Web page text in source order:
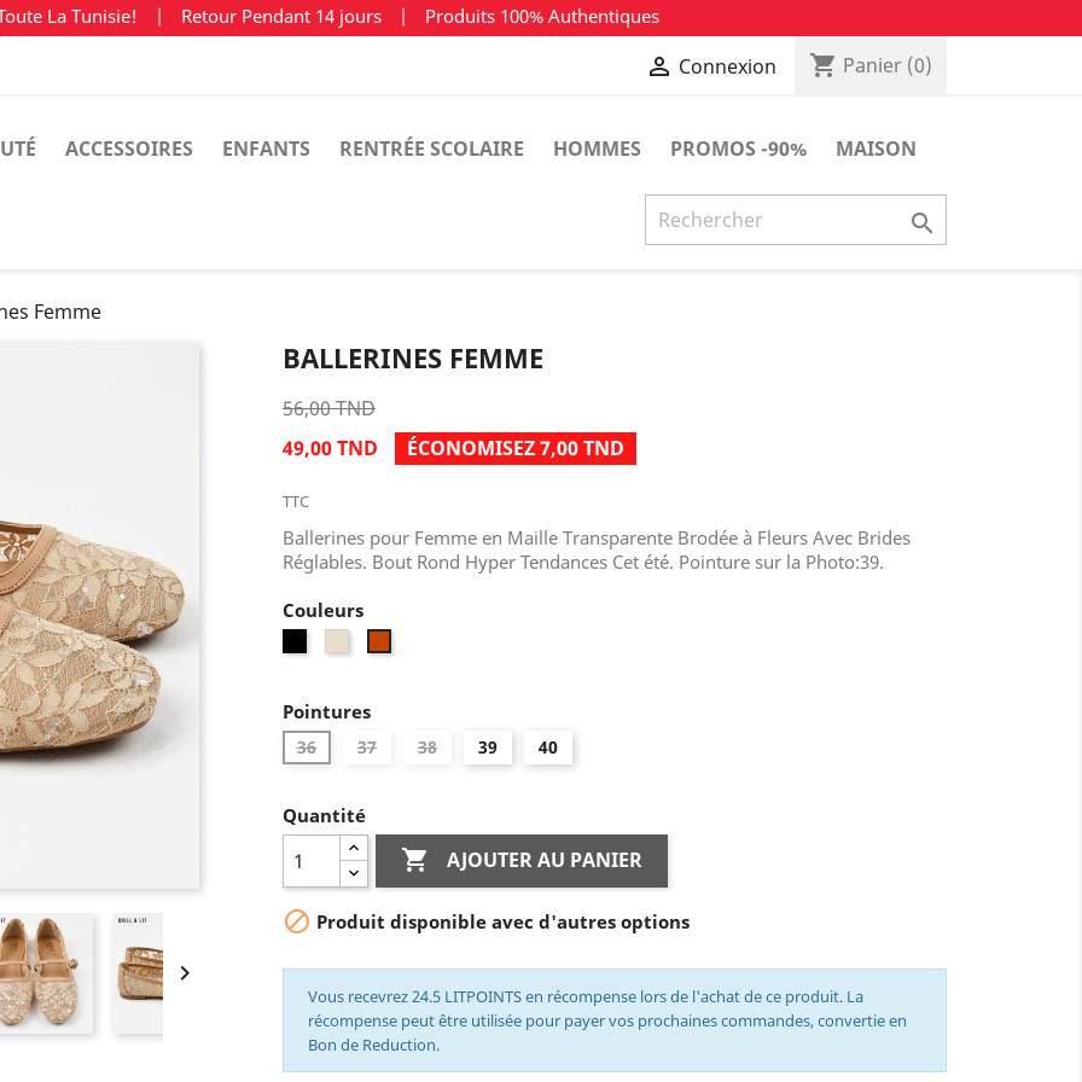
La Tunisie! | Retour Pendant 14 jours | Produits 100% Authentiques
 Connexion shopping_cart Panier (0)
ACCESSOIRES ENFANTS RENTRÉE SCOLAIRE HOMMES PROMOS -90% MAISON

Femme

BALLERINES FEMME
56,00 TND
49,00 TND
ÉCONOMISEZ 7,00 TND
TTC
Ballerines pour Femme en Maille Transparente Brodée à Fleurs Avec Brides
Réglables. Bout Rond Hyper Tendances Cet été. Pointure sur la Photo:39.
Couleurs
Pointures
36 37 38 39 40
Quantité
 AJOUTER AU PANIER
 Produit disponible avec d'autres options
Vous recevrez 24.5 LITPOINTS en récompense lors de l'achat de ce produit. La
récompense peut être utilisée pour payer vos prochaines commandes, convertie en
Bon de Reduction.